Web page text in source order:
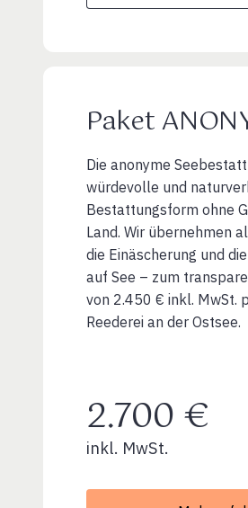
Paket
Die anonyme
würdevolle und
Bestattungsform ohne
Land. Wir übernehmen
die Einäscherung und
auf See – zum
von 2.450 € inkl. MwSt.
Reederei an der Ostsee.
2.700 €
inkl. MwSt.